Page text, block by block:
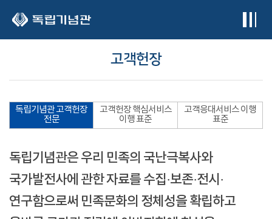
고객헌장
독립기념관 고객헌장
전문
고객헌장 핵심서비스
이행 표준
고객응대서비스 이행
표준
독립기념관은 우리 민족의 국난극복사와
국가발전사에 관한 자료를 수집·보존·전시·
연구함으로써 민족문화의 정체성을 확립하고